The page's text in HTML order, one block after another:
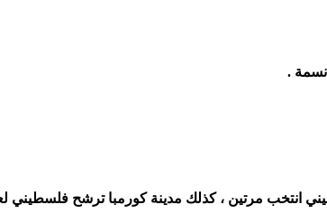
انتخب مرتين ، كذلك مدينة كورمبا ترشح فلسطيني